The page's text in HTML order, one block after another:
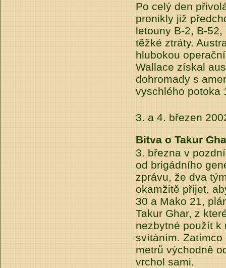
Po celý den
pronikly již
letouny B-2, B-
těžké ztráty.
hlubokou
Wallace získal
dohromady s
vyschlého potoka
3. a 4. březen
Bitva o Takur
3. března v
od brigádního
zprávu, že dva
okamžitě přijet,
30 a Mako 21,
Takur Ghar, z
nezbytné použít k
svítáním. Zatímco
metrů východně
vrchol sami.